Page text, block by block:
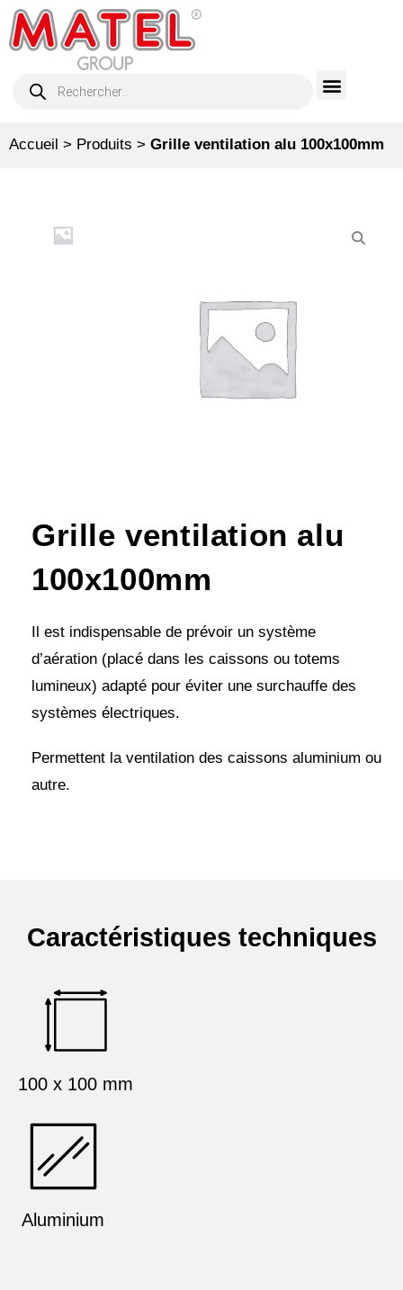
Accueil > Produits > Grille ventilation alu 100x100mm
Grille ventilation alu
100x100mm
Il est indispensable de prévoir un système
d’aération (placé dans les caissons ou totems
lumineux) adapté pour éviter une surchauffe des
systèmes électriques.
Permettent la ventilation des caissons aluminium ou
autre.
Caractéristiques techniques
100 x 100 mm
Aluminium